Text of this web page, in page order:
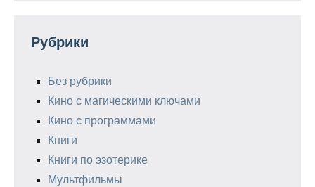
Рубрики
Без рубрики
Кино с магическими ключами
Кино с программами
Книги
Книги по эзотерике
Мультфильмы